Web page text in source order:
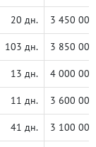
20 дн. 3 450 000
103 дн. 3 850 000
13 дн. 4 000 000
11 дн. 3 600 000
41 дн. 3 100 000